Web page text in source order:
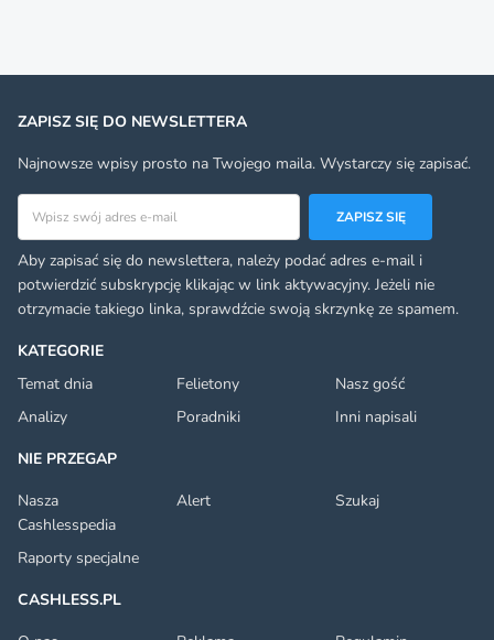
KATEGORIE
Temat dnia
Felietony
Nasz gość
Analizy
Poradniki
Inni napisali
NIE PRZEGAP
Nasza
Cashlesspedia
Alert Szukaj
Raporty specjalne
CASHLESS.PL
ZAPISZ SIĘ DO NEWSLETTERA
Najnowsze wpisy prosto na Twojego maila. Wystarczy się zapisać.
ZAPISZ SIĘ
Aby zapisać się do newslettera, należy podać adres e-mail i
potwierdzić subskrypcję klikając w link aktywacyjny. Jeżeli nie
otrzymacie takiego linka, sprawdźcie swoją skrzynkę ze spamem.